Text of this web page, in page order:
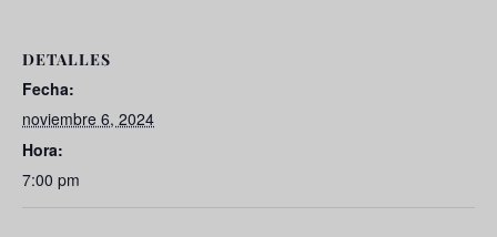
DETALLES
Fecha:
noviembre 6, 2024
Hora:
7:00 pm